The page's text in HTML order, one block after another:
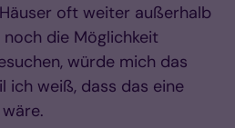
oft weiter außerhalb
die Möglichkeit
würde mich das
ich weiß, dass das eine